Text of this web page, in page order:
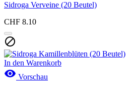
Sidroga Verveine (20 Beutel)
CHF 8.10

In den Warenkorb
 Vorschau